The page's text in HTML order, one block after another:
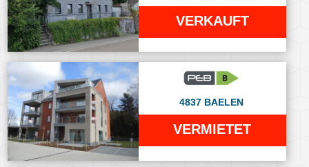
VERKAUFT
4837 BAELEN
VERMIETET